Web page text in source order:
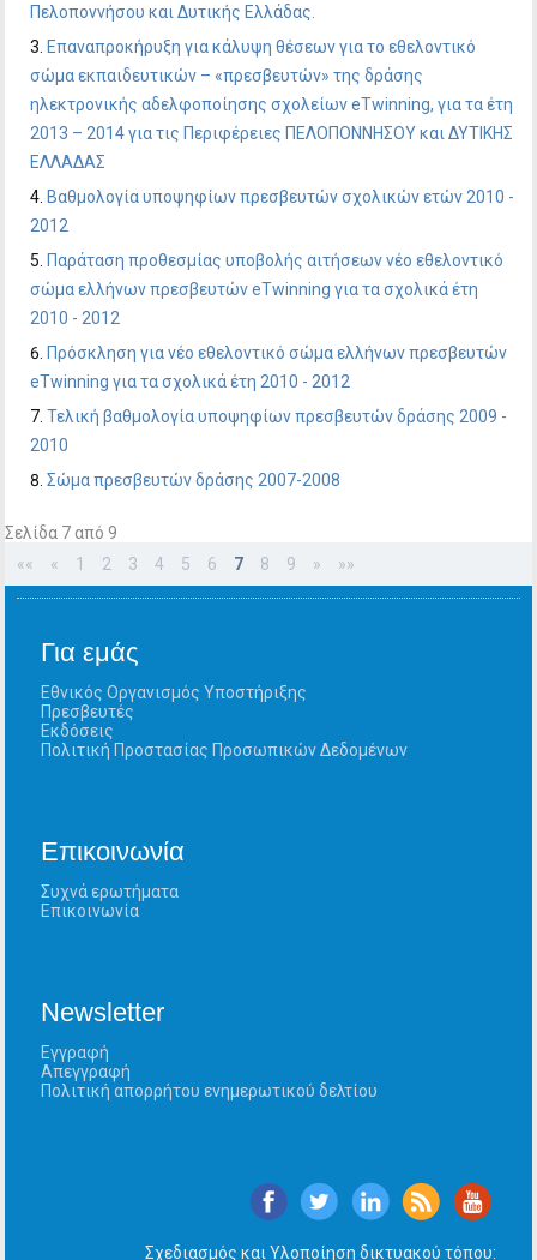
Πελοποννήσου και Δυτικής Ελλάδας.
Επαναπροκήρυξη για κάλυψη θέσεων για το εθελοντικό
σώμα εκπαιδευτικών – «πρεσβευτών» της δράσης
ηλεκτρονικής αδελφοποίησης σχολείων eTwinning, για τα έτη
2013 – 2014 για τις Περιφέρειες ΠΕΛΟΠΟΝΝΗΣΟΥ και ΔΥΤΙΚΗΣ
ΕΛΛΑΔΑΣ
Βαθμολογία υποψηφίων πρεσβευτών σχολικών ετών 2010 -
2012
Παράταση προθεσμίας υποβολής αιτήσεων νέο εθελοντικό
σώμα ελλήνων πρεσβευτών eTwinning για τα σχολικά έτη
2010 - 2012
Πρόσκληση για νέο εθελοντικό σώμα ελλήνων πρεσβευτών
eTwinning για τα σχολικά έτη 2010 - 2012
Τελική βαθμολογία υποψηφίων πρεσβευτών δράσης 2009 -
2010
Σώμα πρεσβευτών δράσης 2007-2008
Σελίδα 7 από 9
««
« 1 2 3 4 5 6 7 8 9 » »»
Για εμάς
Εθνικός Οργανισμός Υποστήριξης
Πρεσβευτές
Εκδόσεις
Πολιτική Προστασίας Προσωπικών Δεδομένων
Επικοινωνία
Συχνά ερωτήματα
Επικοινωνία
Newsletter
Εγγραφή
Απεγγραφή
Πολιτική απορρήτου ενημερωτικού δελτίου
Σχεδιασμός και Υλοποίηση δικτυακού τόπου: